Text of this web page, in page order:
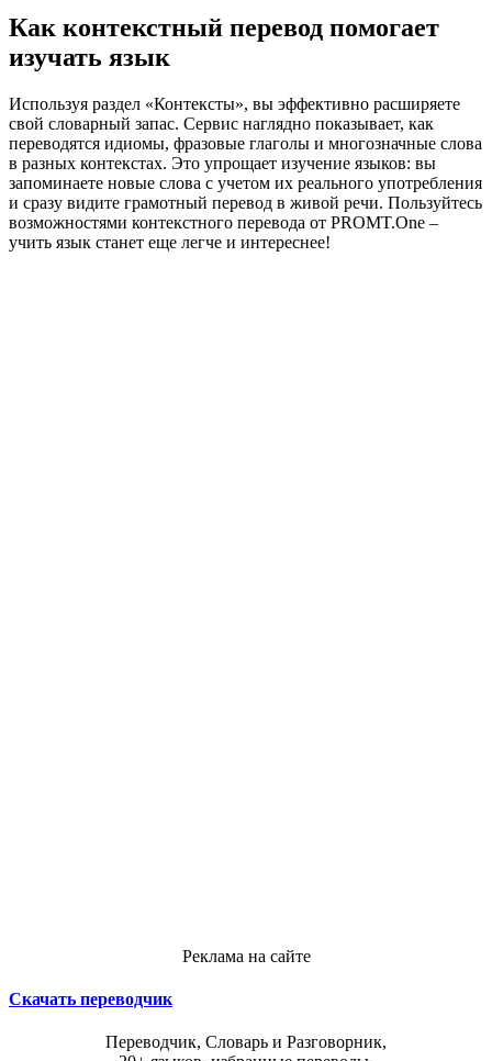
Как контекстный перевод помогает
изучать язык
Используя раздел «Контексты», вы эффективно расширяете
свой словарный запас. Сервис наглядно показывает, как
переводятся идиомы, фразовые глаголы и многозначные слова
в разных контекстах. Это упрощает изучение языков: вы
запоминаете новые слова с учетом их реального употребления
и сразу видите грамотный перевод в живой речи. Пользуйтесь
возможностями контекстного перевода от PROMT.One –
учить язык станет еще легче и интереснее!
Реклама на сайте
Скачать переводчик
Переводчик, Словарь и Разговорник,